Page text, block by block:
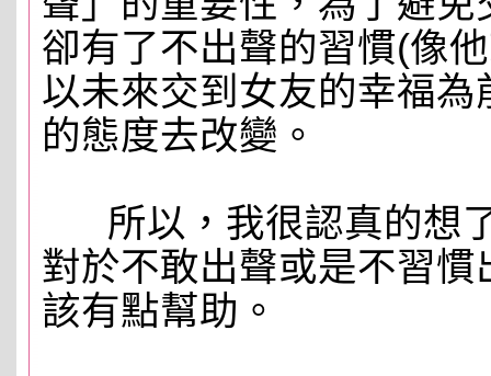
卻有了不出聲的習慣(像
以未來交到女友的幸福
的態度去改變。
所以，我很認真的想
對於不敢出聲或是不習
該有點幫助。